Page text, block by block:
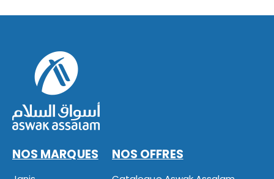
NOS MARQUES NOS OFFRES